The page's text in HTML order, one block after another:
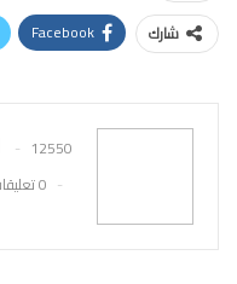
شارك Facebook
12550 المشاركات
0 تعليقات